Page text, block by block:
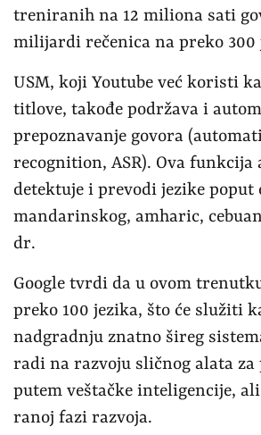
treniranih na 12 miliona sati
milijardi rečenica na preko 300
USM, koji Youtube već koristi
titlove, takođe podržava i
prepoznavanje govora
recognition, ASR). Ova funkcija
detektuje i prevodi jezike poput
mandarinskog, amharic,
dr.
Google tvrdi da u ovom
preko 100 jezika, što će služiti
nadgradnju znatno šireg
radi na razvoju sličnog alata za
putem veštačke inteligencije,
ranoj fazi razvoja.